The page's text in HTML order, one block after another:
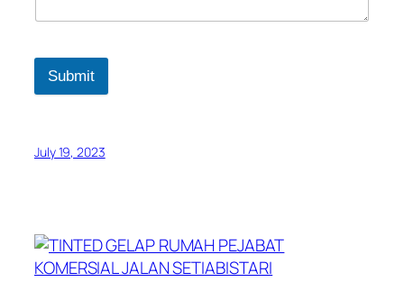
Submit
July 19, 2023